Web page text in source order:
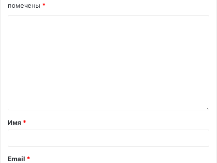
помечены *
Имя *
Email *